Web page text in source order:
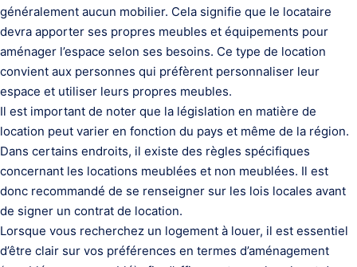
généralement aucun mobilier. Cela signifie que le locataire
devra apporter ses propres meubles et équipements pour
aménager l’espace selon ses besoins. Ce type de location
convient aux personnes qui préfèrent personnaliser leur
espace et utiliser leurs propres meubles.
Il est important de noter que la législation en matière de
location peut varier en fonction du pays et même de la région.
Dans certains endroits, il existe des règles spécifiques
concernant les locations meublées et non meublées. Il est
donc recommandé de se renseigner sur les lois locales avant
de signer un contrat de location.
Lorsque vous recherchez un logement à louer, il est essentiel
d’être clair sur vos préférences en termes d’aménagement